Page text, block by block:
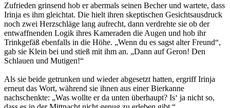
Zufrieden grinsend hob er abermals seinen Becher und wartete, dass
Irinja es ihm gleichtat. Die hielt ihren skeptischen Gesichtsausdruck
noch zwei Herzschläge lang aufrecht, dann verdrehte sie ob der
entwaffnenden Logik ihres Kameraden die Augen und hob ihr
Trinkgefäß ebenfalls in die Höhe. „Wenn du es sagst alter Freund“,
gab sie Klein bei und stieß mit ihm an. „Dann auf Geron! Den
Schlauen und Mutigen!“
Als sie beide getrunken und wieder abgesetzt hatten, ergriff Irinja
erneut das Wort, während sie ihnen aus einer Bierkanne
nachschenkte: „Was wollte er da unten überhaupt? Is‘ ja nicht so,